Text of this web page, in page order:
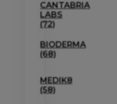
CANTABRIA
LABS
(72)
BIODERMA
(68)
MEDIK8
(58)